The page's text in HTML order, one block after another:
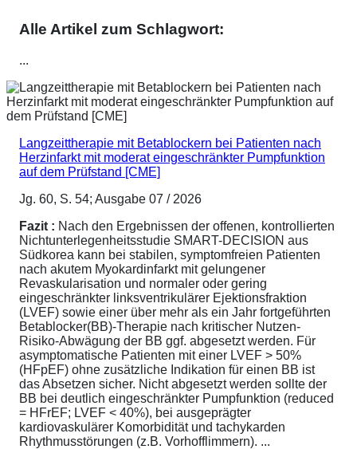
Alle Artikel zum Schlagwort:
...
Langzeittherapie mit Betablockern bei Patienten nach
Herzinfarkt mit moderat eingeschränkter Pumpfunktion
auf dem Prüfstand [CME]
Jg. 60, S. 54; Ausgabe 07 / 2026
Fazit : Nach den Ergebnissen der offenen, kontrollierten
Nichtunterlegenheitsstudie SMART-DECISION aus
Südkorea kann bei stabilen, symptomfreien Patienten
nach akutem Myokardinfarkt mit gelungener
Revaskularisation und normaler oder gering
eingeschränkter linksventrikulärer Ejektionsfraktion
(LVEF) sowie einer über mehr als ein Jahr fortgeführten
Betablocker(BB)-Therapie nach kritischer Nutzen-
Risiko-Abwägung der BB ggf. abgesetzt werden. Für
asymptomatische Patienten mit einer LVEF > 50%
(HFpEF) ohne zusätzliche Indikation für einen BB ist
das Absetzen sicher. Nicht abgesetzt werden sollte der
BB bei deutlich eingeschränkter Pumpfunktion (reduced
= HFrEF; LVEF < 40%), bei ausgeprägter
kardiovaskulärer Komorbidität und tachykarden
Rhythmusstörungen (z.B. Vorhofflimmern). ...